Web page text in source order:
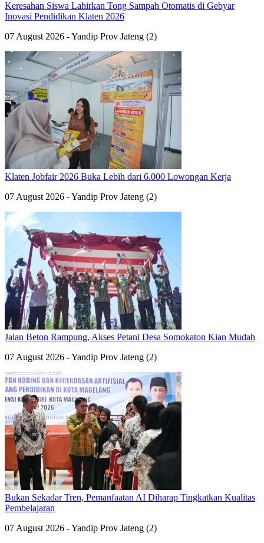
Keresahan Siswa Lahirkan Tong Sampah Otomatis di Gebyar
Inovasi Pendidikan Klaten 2026
07 August 2026 - Yandip Prov Jateng (2)
Klaten Jobfair 2026 Buka Lebih dari 6.000 Lowongan Kerja
07 August 2026 - Yandip Prov Jateng (2)
Jalan Beton Rampung, Akses Petani Desa Somokaton Kian Mudah
07 August 2026 - Yandip Prov Jateng (2)
Bukan Sekadar Tren, Pemanfaatan AI Diharap Tingkatkan Kualitas
Pembelajaran
07 August 2026 - Yandip Prov Jateng (2)